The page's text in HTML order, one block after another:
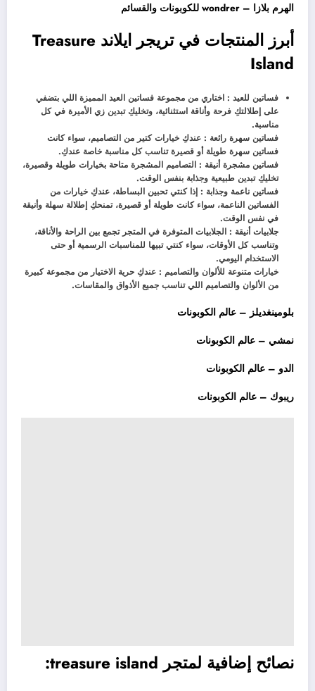
الهرم بلازا – wondrer للكوبونات والقسائم
أبرز المنتجات في تريجر ايلاند Treasure
Island
فساتين للعيد : اختاري من مجموعة فساتين العيد المميزة اللي بتضفي
على إطلالتكِ فرحة وأناقة استثنائية، وتخليكِ تبدين زي الأميرة في كل
مناسبة.
فساتين سهرة رائعة : عندكِ خيارات كتير من التصاميم، سواء كانت
فساتين سهرة طويلة أو قصيرة تناسب كل مناسبة خاصة عندكِ.
فساتين مشجرة أنيقة : التصاميم المشجرة متاحة بخيارات طويلة وقصيرة،
تخليكِ تبدين طبيعية وجذابة بنفس الوقت.
فساتين ناعمة وجذابة : إذا كنتي تحبين البساطة، عندكِ خيارات من
الفساتين الناعمة، سواء كانت طويلة أو قصيرة، تمنحكِ إطلالة سهلة وأنيقة
في نفس الوقت.
جلابيات أنيقة : الجلابيات المتوفرة في المتجر تجمع بين الراحة والأناقة،
وتناسب كل الأوقات، سواء كنتي تبيها للمناسبات الرسمية أو حتى
الاستخدام اليومي.
خيارات متنوعة للألوان والتصاميم : عندكِ حرية الاختيار من مجموعة كبيرة
من الألوان والتصاميم اللي تناسب جميع الأذواق والمقاسات.
بلومينغديلز – عالم الكوبونات
نمشي – عالم الكوبونات
الدو – عالم الكوبونات
ريبوك – عالم الكوبونات
نصائح إضافية لمتجر treasure island: